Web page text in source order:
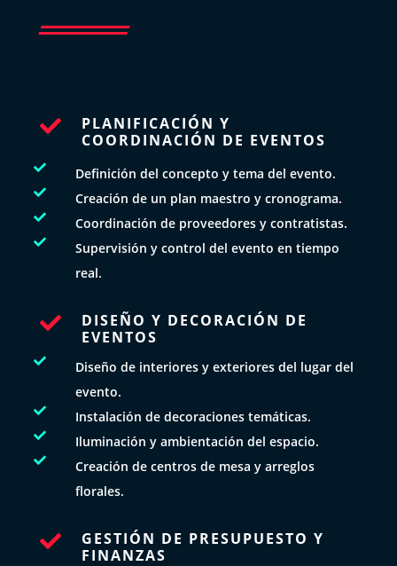

PLANIFICACIÓN Y
COORDINACIÓN DE EVENTOS
 Definición del concepto y tema del evento.
 Creación de un plan maestro y cronograma.
 Coordinación de proveedores y contratistas.

Supervisión y control del evento en tiempo
real.

DISEÑO Y DECORACIÓN DE
EVENTOS

Diseño de interiores y exteriores del lugar del
evento.
 Instalación de decoraciones temáticas.
 Iluminación y ambientación del espacio.

Creación de centros de mesa y arreglos
florales.

GESTIÓN DE PRESUPUESTO Y
FINANZAS